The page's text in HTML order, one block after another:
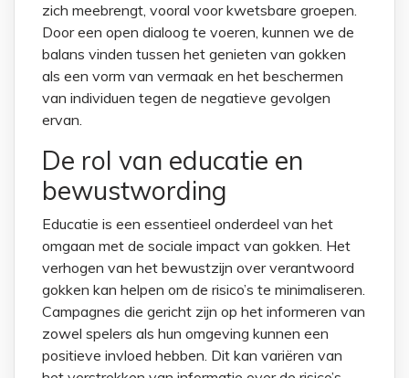
zich meebrengt, vooral voor kwetsbare groepen.
Door een open dialoog te voeren, kunnen we de
balans vinden tussen het genieten van gokken
als een vorm van vermaak en het beschermen
van individuen tegen de negatieve gevolgen
ervan.
De rol van educatie en
bewustwording
Educatie is een essentieel onderdeel van het
omgaan met de sociale impact van gokken. Het
verhogen van het bewustzijn over verantwoord
gokken kan helpen om de risico’s te minimaliseren.
Campagnes die gericht zijn op het informeren van
zowel spelers als hun omgeving kunnen een
positieve invloed hebben. Dit kan variëren van